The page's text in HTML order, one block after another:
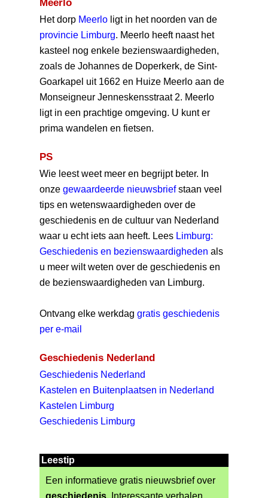
Meerlo
Het dorp Meerlo ligt in het noorden van de
provincie Limburg. Meerlo heeft naast het
kasteel nog enkele bezienswaardigheden,
zoals de Johannes de Doperkerk, de Sint-
Goarkapel uit 1662 en Huize Meerlo aan de
Monseigneur Jenneskensstraat 2. Meerlo
ligt in een prachtige omgeving. U kunt er
prima wandelen en fietsen.
PS
Wie leest weet meer en begrijpt beter. In
onze gewaardeerde nieuwsbriefstaan veel
tips en wetenswaardigheden over de
geschiedenis en de cultuur van Nederland
waar u echt iets aan heeft. Lees Limburg:
Geschiedenis en bezienswaardigheden als
u meer wilt weten over de geschiedenis en
de bezienswaardigheden van Limburg.
Ontvang elke werkdag gratis geschiedenis
per e-mail
Geschiedenis Nederland
Geschiedenis Nederland
Kastelen en Buitenplaatsen in Nederland
Kastelen Limburg
Geschiedenis Limburg
Leestip
Een informatieve gratis nieuwsbrief over